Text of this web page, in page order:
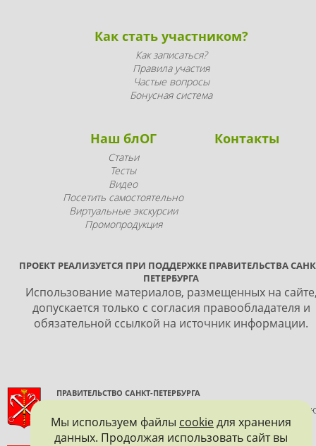
Как стать участником?
Как записаться?
Правила участия
Частые вопросы
Бонусная система
Наш блОГ
Статьи
Тесты
Видео
Посетить самостоятельно
Виртуальные экскурсии
Промопродукция
Контакты
ПРОЕКТ РЕАЛИЗУЕТСЯ ПРИ ПОДДЕРЖКЕ ПРАВИТЕЛЬСТВА
ПЕТЕРБУРГА
Использование материалов, размещенных на
допускается только с согласия правообладателя и
обязательной ссылкой на источник информации.
ПРАВИТЕЛЬСТВО САНКТ-ПЕТЕРБУРГА
КОМИТЕТ ПО ГОСУДАРСТВЕННОМУ КОНТРОЛЮ,
И ОХРАНЕ ПАМЯТНИКОВ ИСТОРИИ И КУЛЬТУРЫ
Мы используем файлы cookieдля хранения
данных. Продолжая использовать сайт вы